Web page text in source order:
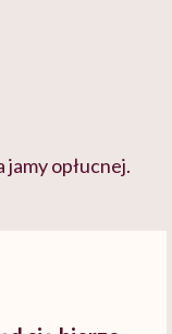
opłucnej.